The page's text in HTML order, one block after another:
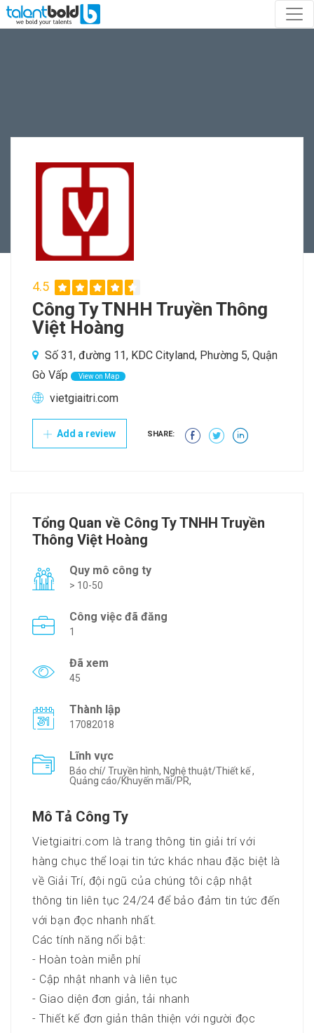
4.5
Công Ty TNHH Truyền Thông
Việt Hoàng
Số 31, đường 11, KDC Cityland, Phường 5, Quận
Gò Vấp
View on Map
vietgiaitri.com
Add a review SHARE:
Tổng Quan về Công Ty TNHH Truyền
Thông Việt Hoàng
Quy mô công ty
> 10-50
Công việc đã đăng
1
Đã xem
45
Thành lập
17082018
Lĩnh vực
Báo chí/ Truyền hình, Nghệ thuật/Thiết kế ,
Quảng cáo/Khuyến mãi/PR,
Mô Tả Công Ty
Vietgiaitri.com là trang thông tin giải trí với
hàng chục thể loại tin tức khác nhau đặc biệt là
về Giải Trí, đội ngũ của chúng tôi cập nhật
thông tin liên tục 24/24 để bảo đảm tin tức đến
với bạn đọc nhanh nhất.
Các tính năng nổi bật:
- Hoàn toàn miễn phí
- Cập nhật nhanh và liên tục
- Giao diện đơn giản, tải nhanh
- Thiết kế đơn giản thân thiện với người đọc